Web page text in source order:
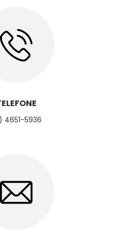
4651-5936